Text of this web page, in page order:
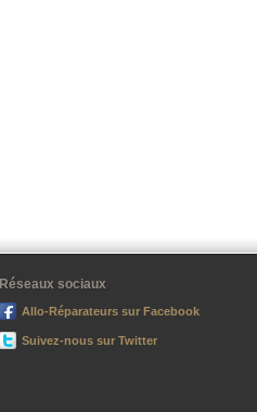
Réseaux sociaux
Allo-Réparateurs sur Facebook
Suivez-nous sur Twitter